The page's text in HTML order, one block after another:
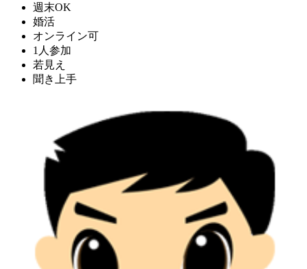
週末OK
婚活
オンライン可
1人参加
若見え
聞き上手